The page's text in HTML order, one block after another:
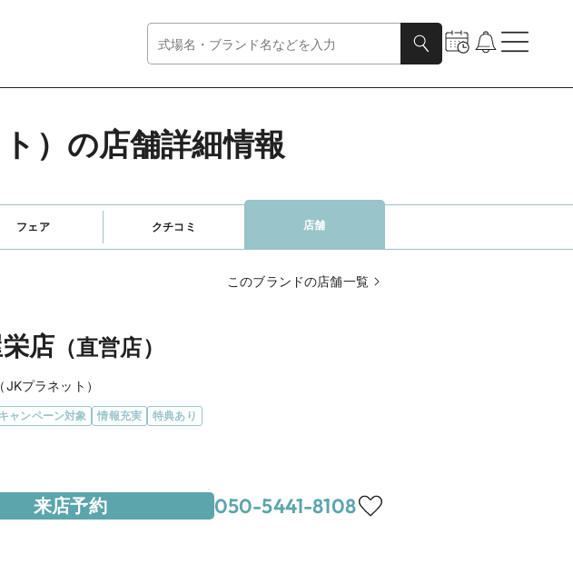
）の店舗詳細情報
フェア クチコミ 店舗
このブランドの店舗一覧
店（直営店）
プラネット）
ャンペーン対象 情報充実 特典あり
・地下鉄名城線・矢場町駅4番出口より徒歩3分
来店予約 050-5441-8108